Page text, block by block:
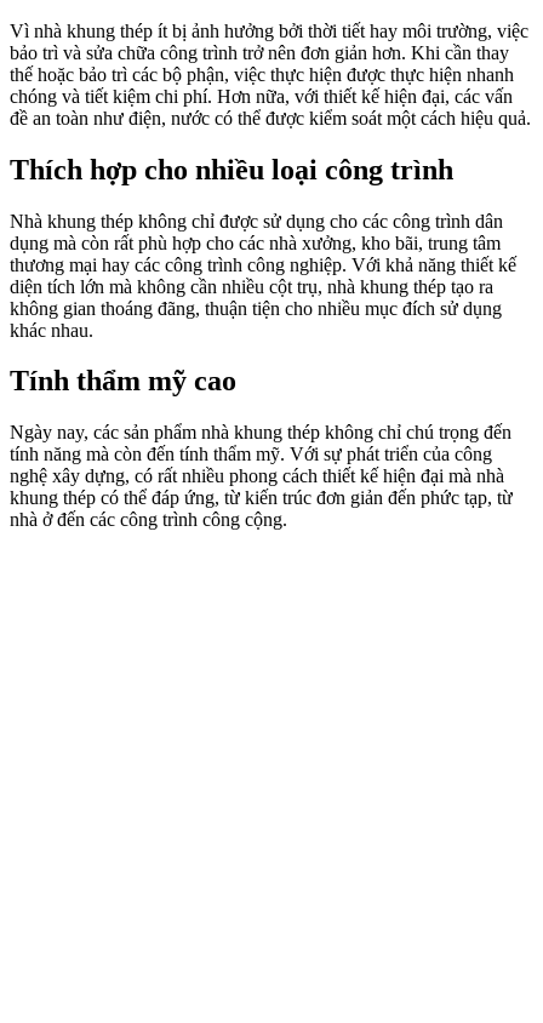
Vì nhà khung thép ít bị ảnh hưởng bởi thời tiết hay môi trường, việc
bảo trì và sửa chữa công trình trở nên đơn giản hơn. Khi cần thay
thế hoặc bảo trì các bộ phận, việc thực hiện được thực hiện nhanh
chóng và tiết kiệm chi phí. Hơn nữa, với thiết kế hiện đại, các vấn
đề an toàn như điện, nước có thể được kiểm soát một cách hiệu quả.
Thích hợp cho nhiều loại công trình
Nhà khung thép không chỉ được sử dụng cho các công trình dân
dụng mà còn rất phù hợp cho các nhà xưởng, kho bãi, trung tâm
thương mại hay các công trình công nghiệp. Với khả năng thiết kế
diện tích lớn mà không cần nhiều cột trụ, nhà khung thép tạo ra
không gian thoáng đãng, thuận tiện cho nhiều mục đích sử dụng
khác nhau.
Tính thẩm mỹ cao
Ngày nay, các sản phẩm nhà khung thép không chỉ chú trọng đến
tính năng mà còn đến tính thẩm mỹ. Với sự phát triển của công
nghệ xây dựng, có rất nhiều phong cách thiết kế hiện đại mà nhà
khung thép có thể đáp ứng, từ kiến trúc đơn giản đến phức tạp, từ
nhà ở đến các công trình công cộng.